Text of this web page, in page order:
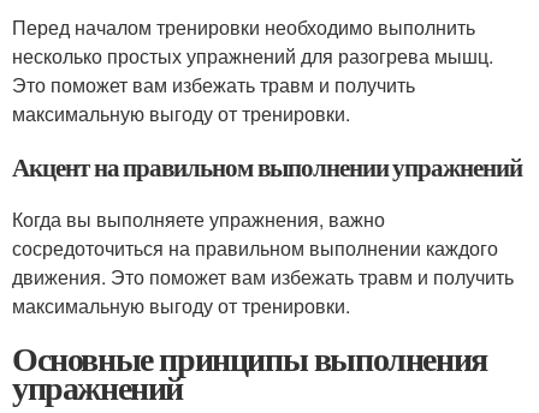
Перед началом тренировки необходимо выполнить
несколько простых упражнений для разогрева мышц.
Это поможет вам избежать травм и получить
максимальную выгоду от тренировки.
Акцент на правильном выполнении упражнений
Когда вы выполняете упражнения, важно
сосредоточиться на правильном выполнении каждого
движения. Это поможет вам избежать травм и получить
максимальную выгоду от тренировки.
Основные принципы выполнения
упражнений